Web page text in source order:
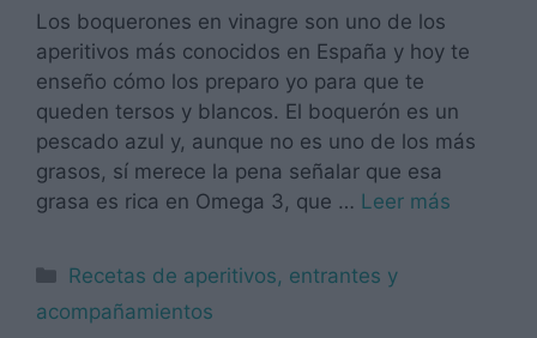
Los boquerones en vinagre son uno de los
aperitivos más conocidos en España y hoy te
enseño cómo los preparo yo para que te
queden tersos y blancos. El boquerón es un
pescado azul y, aunque no es uno de los más
grasos, sí merece la pena señalar que esa
grasa es rica en Omega 3, que … Leer más
Categorías
Recetas de aperitivos, entrantes y
acompañamientos